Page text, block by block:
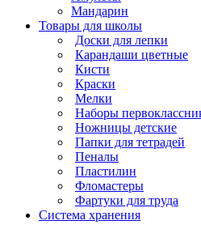
Мандарин
Товары для школы
Доски для лепки
Карандаши цветные
Кисти
Краски
Мелки
Наборы
Ножницы детские
Папки для тетрадей
Пеналы
Пластилин
Фломастеры
Фартуки для труда
Система хранения